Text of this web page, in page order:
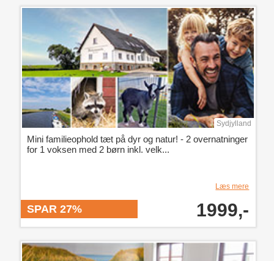
Sydjylland
Mini familieophold tæt på dyr og natur! - 2 overnatninger
for 1 voksen med 2 børn inkl. velk...
Læs mere
SPAR 27% 1999,-